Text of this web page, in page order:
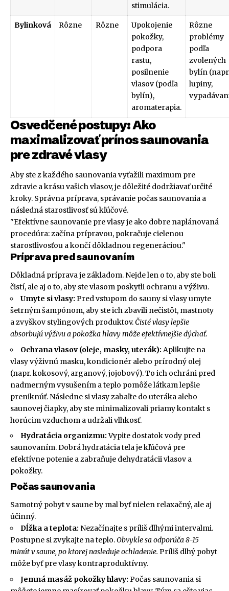
stimulácia.
Bylinková Rôzne Rôzne
Upokojenie
pokožky,
podpora
rastu,
posilnenie
vlasov (podľa
bylín),
aromaterapia.
Rôzne
problémy
podľa
zvolených
bylín
lupiny,
Osvedčené postupy: Ako
maximalizovať prínos saunovania
pre zdravé vlasy
Aby ste z každého saunovania vyťažili maximum pre
zdravie a krásu vašich vlasov, je dôležité dodržiavať určité
kroky. Správna príprava, správanie počas saunovania a
následná starostlivosť sú kľúčové.
"Efektívne saunovanie pre vlasy je ako dobre naplánovaná
procedúra: začína prípravou, pokračuje cielenou
starostlivosťou a končí dôkladnou regeneráciou."
Príprava pred saunovaním
Dôkladná príprava je základom. Nejde len o to, aby ste boli
čistí, ale aj o to, aby ste vlasom poskytli ochranu a výživu.
Umyte si vlasy: Pred vstupom do sauny si vlasy umyte
šetrným šampónom, aby ste ich zbavili nečistôt, mastnoty
a zvyškov stylingových produktov.Čisté vlasy lepšie
absorbujú výživu a pokožka hlavy môže efektívnejšie dýchať.
Ochrana vlasov (oleje, masky, uterák): Aplikujte na
vlasy výživnú masku, kondicionér alebo prírodný olej
(napr. kokosový, arganový, jojobový). To ich ochráni pred
nadmerným vysušením a teplo pomôže látkam lepšie
preniknúť. Následne si vlasy zabaľte do uteráka alebo
saunovej čiapky, aby ste minimalizovali priamy kontakt s
horúcim vzduchom a udržali vlhkosť.
Hydratácia organizmu:Vypite dostatok vody pred
saunovaním. Dobrá hydratácia tela je kľúčová pre
efektívne potenie a zabraňuje dehydratácii vlasov a
pokožky.
Počas saunovania
Samotný pobyt v saune by mal byť nielen relaxačný, ale aj
účinný.
Dĺžka a teplota: Nezačínajte s príliš dlhými intervalmi.
Postupne si zvykajte na teplo.Obvykle sa odporúča 8-15
minút v saune, po ktorej nasleduje ochladenie. Príliš dlhý pobyt
môže byť pre vlasy kontraproduktívny.
Jemná masáž pokožky hlavy: Počas saunovania si